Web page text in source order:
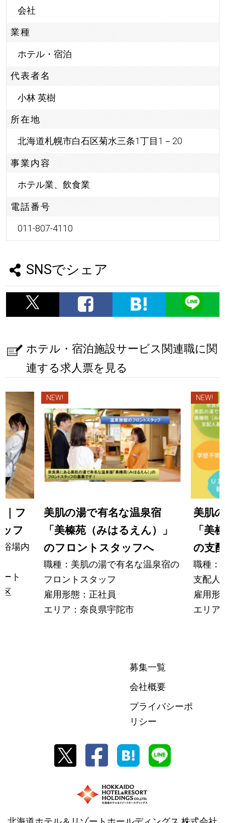
会社
業種
ホテル・宿泊
代表者名
小林 英樹
所在地
北海道札幌市白石区菊水三条1丁目1－20
事業内容
ホテル業、飲食業
電話番号
011-807-4110
SNSでシェア
ホテル・宿泊施設サービス関連職に関
連する求人票を見る
｜フ
フ
場内
ト
区
NEW!
美肌の湯で有名な温泉宿
「美榛苑（みはるえん）」
のフロントスタッフへ
職種：美肌の湯で有名な温泉宿の
フロントスタッフ
雇用形態：正社員
エリア：奈良県宇陀市
NEW!
美肌
「美
の支
職種：
支配人
雇用形
エリア
募集一覧
会社概要
プライバシーポ
リシー